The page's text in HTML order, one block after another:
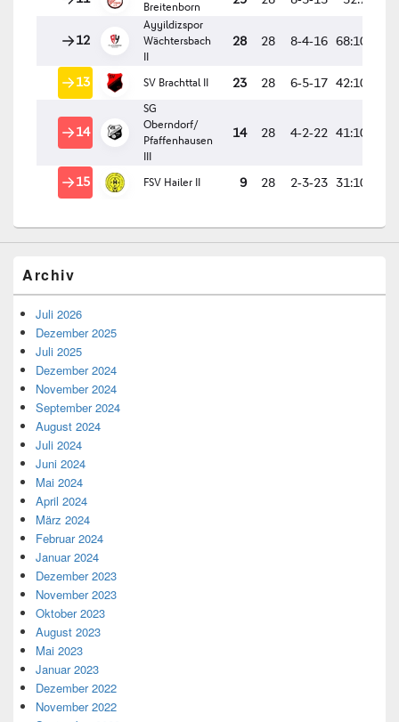
Archiv
Juli 2026
Dezember 2025
Juli 2025
Dezember 2024
November 2024
September 2024
August 2024
Juli 2024
Juni 2024
Mai 2024
April 2024
März 2024
Februar 2024
Januar 2024
Dezember 2023
November 2023
Oktober 2023
August 2023
Mai 2023
Januar 2023
Dezember 2022
November 2022